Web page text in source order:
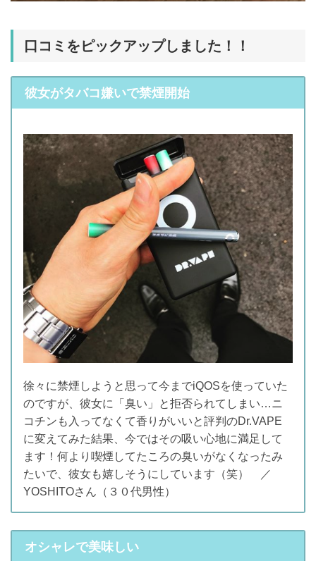
口コミをピックアップしました！！
彼女がタバコ嫌いで禁煙開始
徐々に禁煙しようと思って今までiQOSを使っていた
のですが、彼女に「臭い」と拒否られてしまい…ニ
コチンも入ってなくて香りがいいと評判のDr.VAPE
に変えてみた結果、今ではその吸い心地に満足して
ます！何より喫煙してたころの臭いがなくなったみ
たいで、彼女も嬉しそうにしています（笑） ／
YOSHITOさん（３０代男性）
オシャレで美味しい